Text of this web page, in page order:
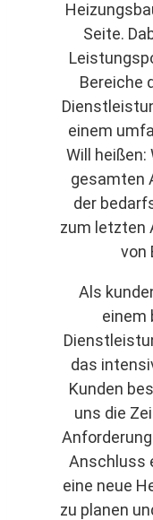
Seite.
Bereiche
einem
Will heißen:
gesamten
der
zum letzten
von
Als
einem
das
Kunden
uns die
Anschluss
eine neue
zu planen